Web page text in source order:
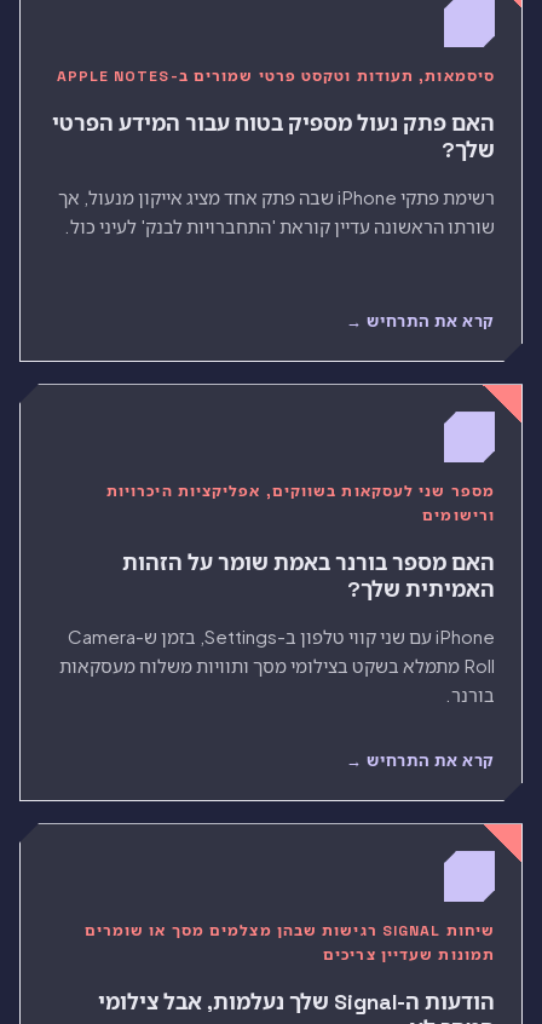
סיסמאות, תעודות וטקסט פרטי שמורים ב-APPLE NOTES
האם פתק נעול מספיק בטוח עבור המידע הפרטי
שלך?
רשימת פתקי iPhone שבה פתק אחד מציג אייקון מנעול, אך
שורתו הראשונה עדיין קוראת 'התחברויות לבנק' לעיני כול.
קרא את התרחיש →
מספר שני לעסקאות בשווקים, אפליקציות היכרויות
ורישומים
האם מספר בורנר באמת שומר על הזהות
האמיתית שלך?
iPhone עם שני קווי טלפון ב-Settings, בזמן ש-Camera
Roll מתמלא בשקט בצילומי מסך ותוויות משלוח מעסקאות
בורנר.
קרא את התרחיש →
שיחות SIGNAL רגישות שבהן מצלמים מסך או שומרים
תמונות שעדיין צריכים
הודעות ה-Signal שלך נעלמות, אבל צילומי